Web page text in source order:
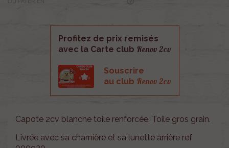
Profitez de prix remisés
avec la Carte club Renov 2cv
Souscrire
au club Renov 2cv
Capote 2cv blanche toile renforcée. Toile gros grain.
Livrée avec sa charnière et sa lunette arrière ref